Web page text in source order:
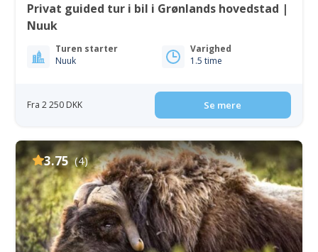
Privat guided tur i bil i Grønlands hovedstad |
Nuuk
Turen starter
Nuuk
Varighed
1.5 time
Fra 2 250 DKK Se mere
3.75 (4)